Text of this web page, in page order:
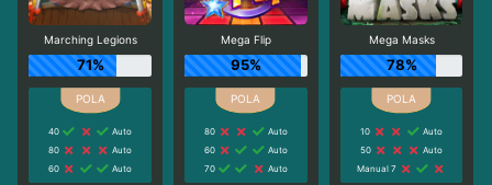
Marching Legions
71%
40
Auto
80
Auto
60
Auto
Mega Flip
95%
80
Auto
60
Auto
70
Auto
Mega Masks
78%
10
Auto
50
Auto
Manual 7